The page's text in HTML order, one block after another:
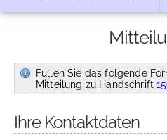
Füllen Sie das folgende
Mitteilung zu Handschrift
Ihre Kontaktdaten